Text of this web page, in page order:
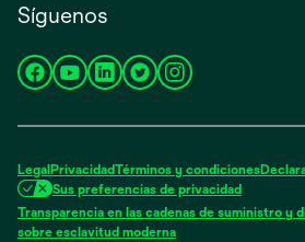
Síguenos
se
una
pestaña
nueva
se
una
pestaña
nueva
se
una
pestaña
nueva
se
una
pestaña
nueva
se
pestaña
nueva
Legal PrivacidadTérminos y condiciones
Sus preferencias de privacidad
Transparencia en las cadenas de suministro y
sobre esclavitud modernase